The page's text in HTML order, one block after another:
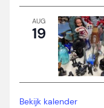
AUG
19
Bekijk kalender